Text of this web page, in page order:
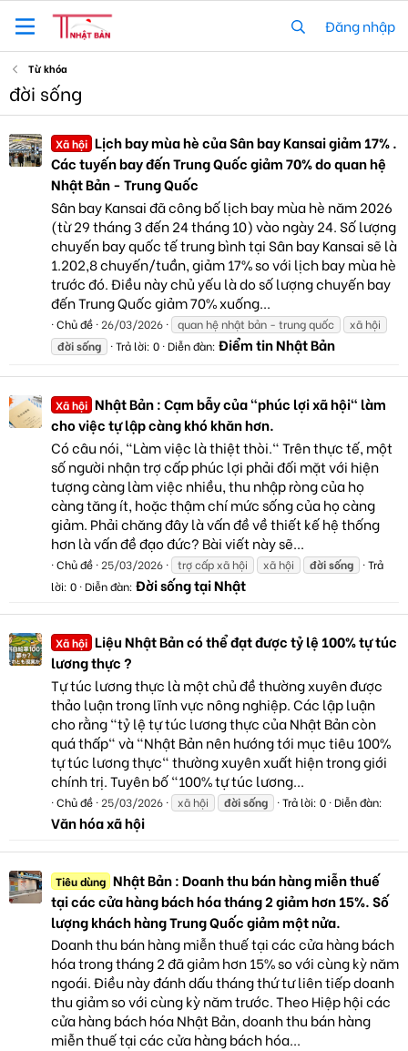
Đăng nhập
Từ khóa
đời sống
Xã hội Lịch bay mùa hè của Sân bay Kansai giảm 17% .
Các tuyến bay đến Trung Quốc giảm 70% do quan hệ
Nhật Bản - Trung Quốc
Sân bay Kansai đã công bố lịch bay mùa hè năm 2026
(từ 29 tháng 3 đến 24 tháng 10) vào ngày 24. Số lượng
chuyến bay quốc tế trung bình tại Sân bay Kansai sẽ là
1.202,8 chuyến/tuần, giảm 17% so với lịch bay mùa hè
trước đó. Điều này chủ yếu là do số lượng chuyến bay
đến Trung Quốc giảm 70% xuống...
Chủ đề 26/03/2026 quan hệ nhật bản - trung quốc
xã hội
đờisống Trả lời: 0 Diễn đàn: Điểm tin Nhật Bản
Xã hội Nhật Bản : Cạm bẫy của "phúc lợi xã hội" làm
cho việc tự lập càng khó khăn hơn.
Có câu nói, "Làm việc là thiệt thòi." Trên thực tế, một
số người nhận trợ cấp phúc lợi phải đối mặt với hiện
tượng càng làm việc nhiều, thu nhập ròng của họ
càng tăng ít, hoặc thậm chí mức sống của họ càng
giảm. Phải chăng đây là vấn đề về thiết kế hệ thống
hơn là vấn đề đạo đức? Bài viết này sẽ...
Chủ đề 25/03/2026 trợ cấp xã hội xã hội đờisống
Trả
lời: 0 Diễn đàn: Đời sống tại Nhật
Xã hội Liệu Nhật Bản có thể đạt được tỷ lệ 100% tự túc
lương thực ?
Tự túc lương thực là một chủ đề thường xuyên được
thảo luận trong lĩnh vực nông nghiệp. Các lập luận
cho rằng "tỷ lệ tự túc lương thực của Nhật Bản còn
quá thấp" và "Nhật Bản nên hướng tới mục tiêu 100%
tự túc lương thực" thường xuyên xuất hiện trong giới
chính trị. Tuyên bố "100% tự túc lương...
Chủ đề 25/03/2026 xã hội đờisống Trả lời: 0 Diễn đàn:
Văn hóa xã hội
Tiêu dùng Nhật Bản : Doanh thu bán hàng miễn thuế
tại các cửa hàng bách hóa tháng 2 giảm hơn 15%. Số
lượng khách hàng Trung Quốc giảm một nửa.
Doanh thu bán hàng miễn thuế tại các cửa hàng bách
hóa trong tháng 2 đã giảm hơn 15% so với cùng kỳ năm
ngoái. Điều này đánh dấu tháng thứ tư liên tiếp doanh
thu giảm so với cùng kỳ năm trước. Theo Hiệp hội các
cửa hàng bách hóa Nhật Bản, doanh thu bán hàng
miễn thuế tại các cửa hàng bách hóa...